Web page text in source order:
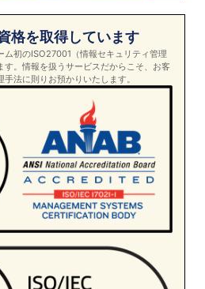
格を取得しています
ム初のISO27001（情報セキュリティ管理
す。情報を扱うサービスだからこそ、お客
法に則りお預かりいたします。